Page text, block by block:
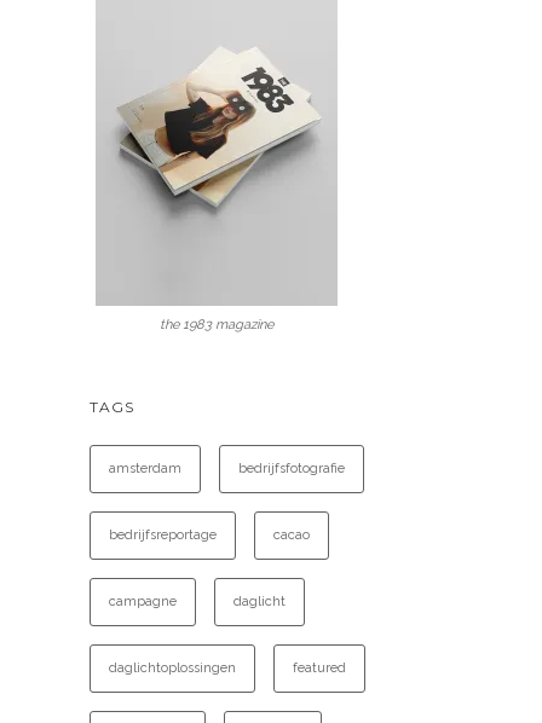
the 1983 magazine
TAGS
amsterdam bedrijfsfotografie
bedrijfsreportage cacao
campagne daglicht
daglichtoplossingen featured